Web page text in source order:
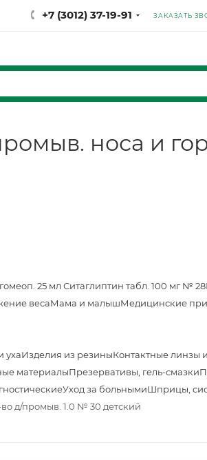
+7 (3012) 37-19-91 ЗАКАЗАТЬ
носа и
25 мл Ситаглиптин табл. 100 мг № 28
весаМама и малышМедицинские
ухаИзделия из резиныКонтактные линзы
материалыПрезервативы, гель-смазки
Уход за больнымиШприцы,
д/промыв. 1.0 № 30 детский